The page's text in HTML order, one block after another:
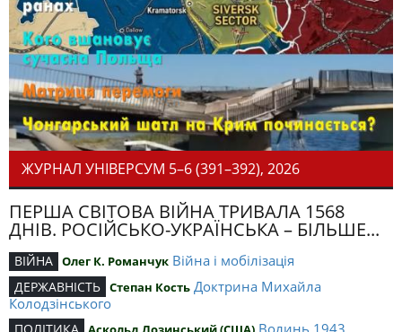
ЖУРНАЛ УНІВЕРСУМ 5–6 (391–392), 2026
ПЕРША СВІТОВА ВІЙНА ТРИВАЛА 1568
ДНІВ. РОСІЙСЬКО-УКРАЇНСЬКА – БІЛЬШЕ...
ВІЙНА Олег К. Романчук Війна і мобілізація
ДЕРЖАВНІСТЬ Степан Кость Доктрина Михайла
Колодзінського